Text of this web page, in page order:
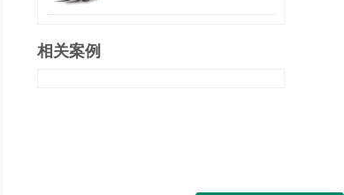
相关案例